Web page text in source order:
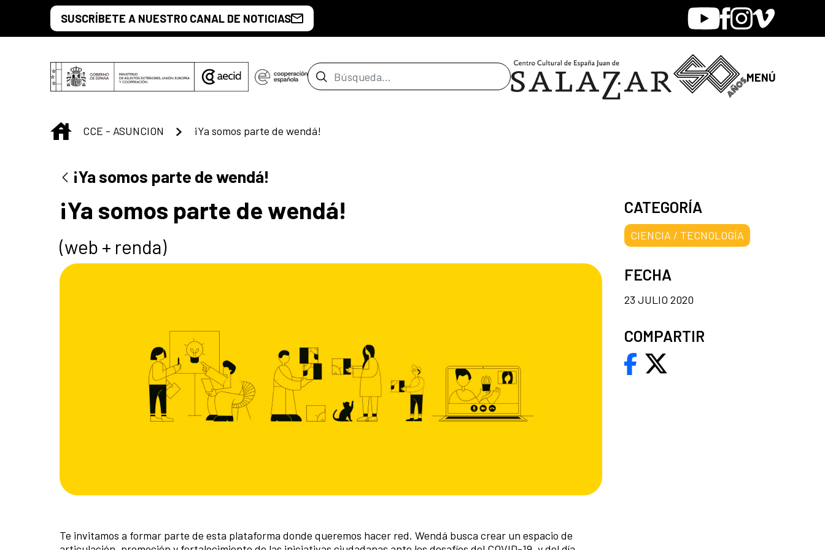
Saltar al contenido principal
SUSCRÍBETE A NUESTRO CANAL DE NOTICIAS YoutubeFacebook
Instagram
Vimeo
Barra de búsqueda MENÚ
INICIO
CCE - ASUNCION ¡Ya somos parte de wendá!
¡Ya somos parte de wendá!
¡Ya somos parte de wendá!
(web + renda)
Te invitamos a formar parte de esta plataforma donde queremos hacer red. Wendá busca crear un espacio de
CATEGORÍA
CIENCIA / TECNOLOGÍA
FECHA
23 JULIO 2020
COMPARTIR